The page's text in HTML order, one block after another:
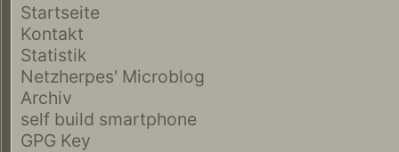
Startseite
Kontakt
Statistik
Netzherpes' Microblog
Archiv
self build smartphone
GPG Key